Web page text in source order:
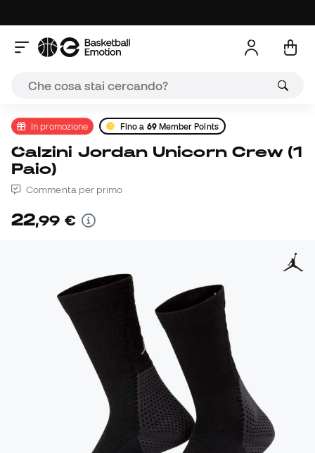
In promozione Fino a 69Member Points
Calzini Jordan Unicorn Crew (1
Paio)
Commenta per primo
22,99 €